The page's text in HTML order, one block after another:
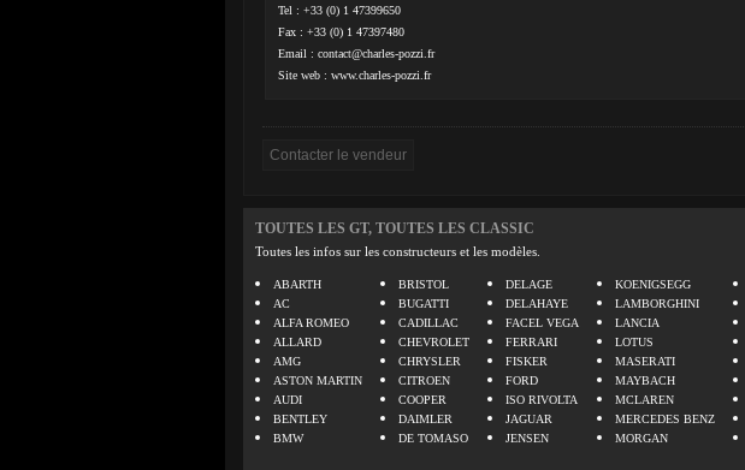
Tel : +33 (0) 1 47399650
Fax : +33 (0) 1 47397480
Email : contact@charles-pozzi.fr
Site web : www.charles-pozzi.fr
TOUTES LES GT, TOUTES LES CLASSIC
Toutes les infos sur les constructeurs et les modèles.
ABARTH
AC
ALFA ROMEO
ALLARD
AMG
ASTON MARTIN
AUDI
BENTLEY
BMW
BRISTOL
BUGATTI
CADILLAC
CHEVROLET
CHRYSLER
CITROEN
COOPER
DAIMLER
DE TOMASO
DELAGE
DELAHAYE
FACEL VEGA
FERRARI
FISKER
FORD
ISO RIVOLTA
JAGUAR
JENSEN
KOENIGSEGG
LAMBORGHINI
LANCIA
LOTUS
MASERATI
MAYBACH
MCLAREN
MERCEDES BENZ
MORGAN